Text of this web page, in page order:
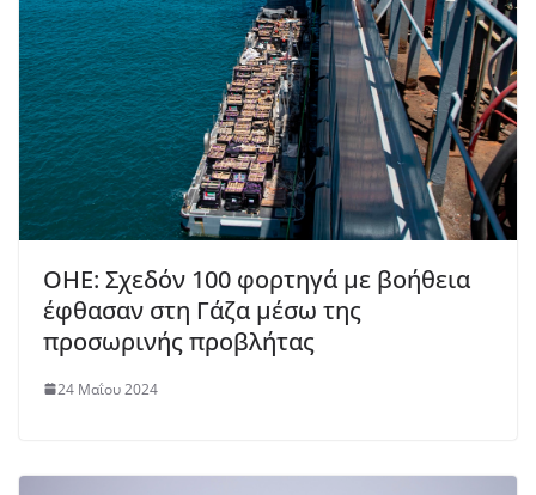
ΟΗΕ: Σχεδόν 100 φορτηγά με βοήθεια
έφθασαν στη Γάζα μέσω της
προσωρινής προβλήτας
24 Μαΐου 2024